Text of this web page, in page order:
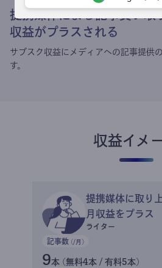
提携媒体による記事買い取
収益がプラスされる
サブスク収益にメディアへの記事提供
す。
収益イメ
提携媒体に取り
月収益をプラス
ライター
記事数 (/月)
9本 (無料4本 / 有料5本)